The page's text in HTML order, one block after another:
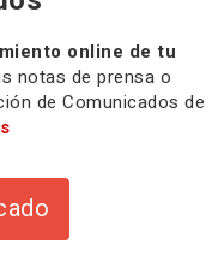
online de tu
notas de prensa o
de Comunicados de